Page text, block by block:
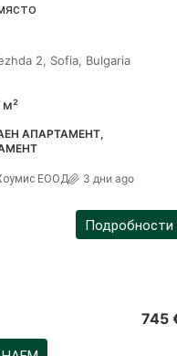
2, Sofia, Bulgaria
м²
АПАРТАМЕНТ,
Подробности
ЕООД 3 дни ago
745